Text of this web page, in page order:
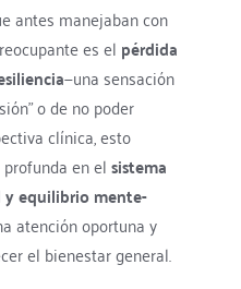
antes manejaban con
es el pérdida
—una sensación
o de no poder
clínica, esto
en el sistema
equilibrio mente-
atención oportuna y
el bienestar general.